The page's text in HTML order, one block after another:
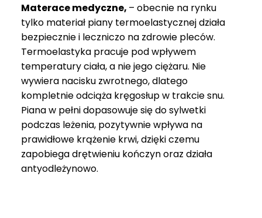
Materace medyczne, – obecnie na rynku
tylko materiał piany termoelastycznej działa
bezpiecznie i leczniczo na zdrowie pleców.
Termoelastyka pracuje pod wpływem
temperatury ciała, a nie jego ciężaru. Nie
wywiera nacisku zwrotnego, dlatego
kompletnie odciąża kręgosłup w trakcie snu.
Piana w pełni dopasowuje się do sylwetki
podczas leżenia, pozytywnie wpływa na
prawidłowe krążenie krwi, dzięki czemu
zapobiega drętwieniu kończyn oraz działa
antyodleżynowo.